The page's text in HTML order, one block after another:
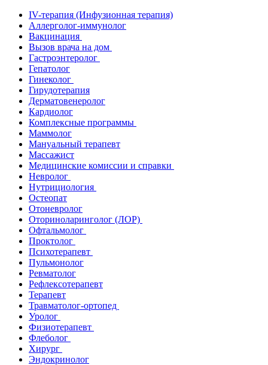
IV-терапия (Инфузионная терапия)
Аллерголог-иммунолог
Вакцинация
Вызов врача на дом
Гастроэнтеролог
Гепатолог
Гинеколог
Гирудотерапия
Дерматовенеролог
Кардиолог
Комплексные программы
Маммолог
Мануальный терапевт
Массажист
Медицинские комиссии и справки
Невролог
Нутрициология
Остеопат
Отоневролог
Оториноларинголог (ЛОР)
Офтальмолог
Проктолог
Психотерапевт
Пульмонолог
Ревматолог
Рефлексотерапевт
Терапевт
Травматолог-ортопед
Уролог
Физиотерапевт
Флеболог
Хирург
Эндокринолог